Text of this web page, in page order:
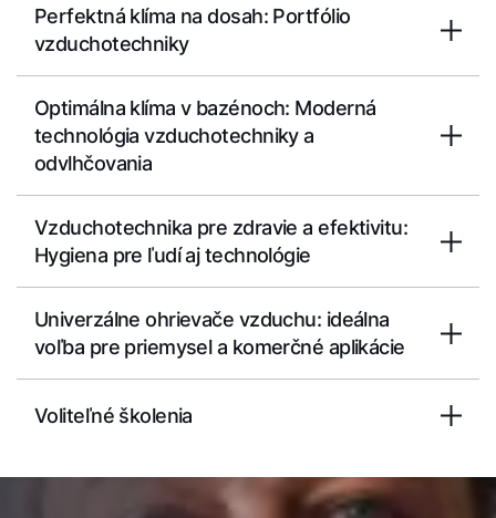
Perfektná klíma na dosah: Portfólio
vzduchotechniky
Optimálna klíma v bazénoch: Moderná
technológia vzduchotechniky a
odvlhčovania
Vzduchotechnika pre zdravie a efektivitu:
Hygiena pre ľudí aj technológie
Univerzálne ohrievače vzduchu: ideálna
voľba pre priemysel a komerčné aplikácie
Voliteľné školenia